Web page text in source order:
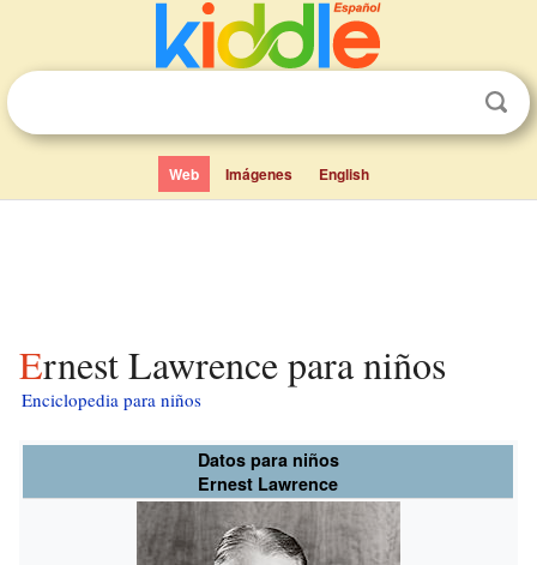
Web Imágenes English
Ernest Lawrence para niños
Enciclopedia para niños
Datos para niños
Ernest Lawrence